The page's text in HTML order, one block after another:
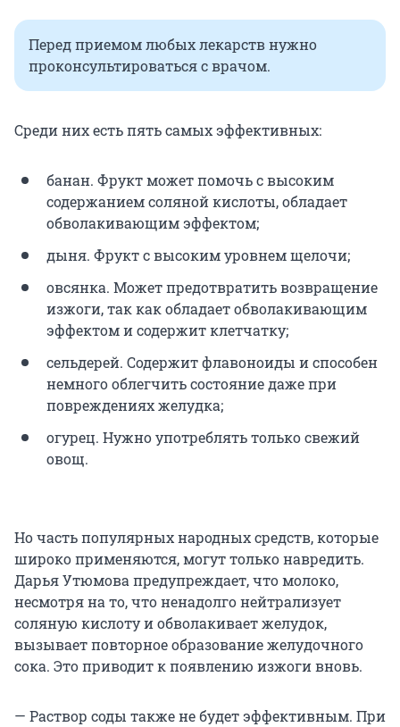
Перед приемом любых лекарств нужно
проконсультироваться с врачом.
Среди них есть пять самых эффективных:
банан. Фрукт может помочь с высоким
содержанием соляной кислоты, обладает
обволакивающим эффектом;
дыня. Фрукт с высоким уровнем щелочи;
овсянка. Может предотвратить возвращение
изжоги, так как обладает обволакивающим
эффектом и содержит клетчатку;
сельдерей. Содержит флавоноиды и способен
немного облегчить состояние даже при
повреждениях желудка;
огурец. Нужно употреблять только свежий
овощ.
Но часть популярных народных средств, которые
широко применяются, могут только навредить.
Дарья Утюмова предупреждает, что молоко,
несмотря на то, что ненадолго нейтрализует
соляную кислоту и обволакивает желудок,
вызывает повторное образование желудочного
сока. Это приводит к появлению изжоги вновь.
— Раствор соды также не будет эффективным. При